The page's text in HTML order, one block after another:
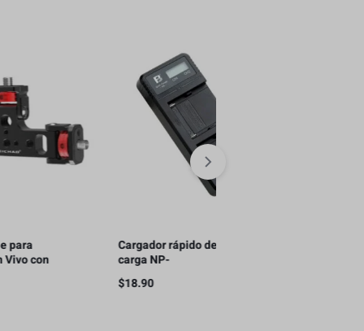
Cargador rápido de doble
F970/F750/F550(QC)